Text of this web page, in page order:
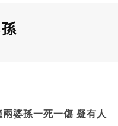
孫一死一傷 疑有人